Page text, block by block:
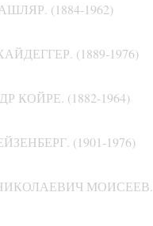
(1884-1962)
(1889-1976)
КОЙРЕ. (1882-1964)
(1901-1976)
МОИСЕЕВ.